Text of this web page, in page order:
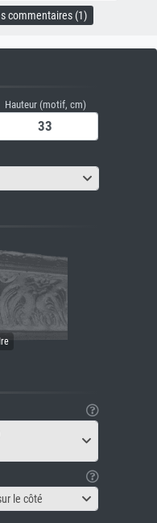
commentaires (1)
Hauteur (motif, cm)
le côté